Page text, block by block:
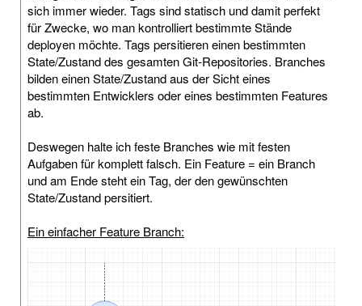
sich immer wieder. Tags sind statisch und damit perfekt
für Zwecke, wo man kontrolliert bestimmte Stände
deployen möchte. Tags persitieren einen bestimmten
State/Zustand des gesamten Git-Repositories. Branches
bilden einen State/Zustand aus der Sicht eines
bestimmten Entwicklers oder eines bestimmten Features
ab.
Deswegen halte ich feste Branches wie mit festen
Aufgaben für komplett falsch. Ein Feature = ein Branch
und am Ende steht ein Tag, der den gewünschten
State/Zustand persitiert.
Ein einfacher Feature Branch: